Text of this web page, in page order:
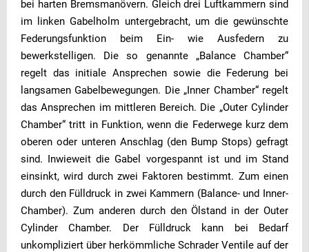
bei harten Bremsmanövern. Gleich drei Luftkammern sind
im linken Gabelholm untergebracht, um die gewünschte
Federungsfunktion beim Ein- wie Ausfedern zu
bewerkstelligen. Die so genannte „Balance Chamber“
regelt das initiale Ansprechen sowie die Federung bei
langsamen Gabelbewegungen. Die „Inner Chamber“ regelt
das Ansprechen im mittleren Bereich. Die „Outer Cylinder
Chamber“ tritt in Funktion, wenn die Federwege kurz dem
oberen oder unteren Anschlag (den Bump Stops) gefragt
sind. Inwieweit die Gabel vorgespannt ist und im Stand
einsinkt, wird durch zwei Faktoren bestimmt. Zum einen
durch den Fülldruck in zwei Kammern (Balance- und Inner-
Chamber). Zum anderen durch den Ölstand in der Outer
Cylinder Chamber. Der Fülldruck kann bei Bedarf
unkompliziert über herkömmliche Schrader Ventile auf der